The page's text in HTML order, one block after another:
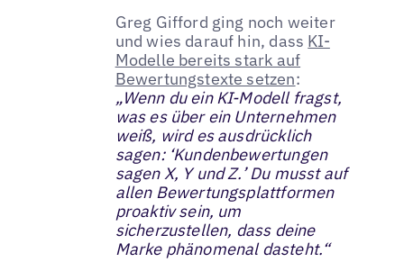
Greg Gifford ging noch weiter
und wies darauf hin, dass KI-
Modelle bereits stark auf
Bewertungstexte setzen:
„Wenn du ein KI-Modell fragst,
was es über ein Unternehmen
weiß, wird es ausdrücklich
sagen: ‘Kundenbewertungen
sagen X, Y und Z.’ Du musst auf
allen Bewertungsplattformen
proaktiv sein, um
sicherzustellen, dass deine
Marke phänomenal dasteht.“